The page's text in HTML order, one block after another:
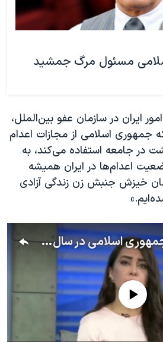
مسئول مرگ جمشید
ایران در سازمان عفو بین‌الملل،
جمهوری اسلامی از مجازات اعدام
در جامعه استفاده می‌کند، به
اعدام‌ها در ایران همیشه
خیزش جنبش زن زندگی آزادی
تعداد اعدام‌های جمهوری اسلامی در سال ۲۰۲۴ از ۶۵۰ تن گذشت
No media source